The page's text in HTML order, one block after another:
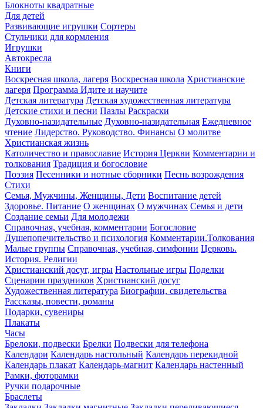
Блокноты квадратные
Для детей
Развивающие игрушки Сортеры
Стульчики для кормления
Игрушки
Автокресла
Книги
Воскресная школа, лагеря Воскресная школа Христианские
лагеря Программа Идите и научите
Детская литература Детская художественная литература
Детские стихи и песни Пазлы Раскраски
Духовно-назидательные Духовно-назидательная Ежедневное
чтение Лидерство. Руководство. Финансы О молитве
Христианская жизнь
Католичество и православие История Церкви Комментарии и
толкования Традиция и богословие
Поэзия Песенники и нотные сборники Песнь возрождения
Стихи
Семья, Мужчины, Женщины, Дети Воспитание детей
Здоровье. Питание О женщинах О мужчинах Семья и дети
Создание семьи Для молодежи
Справочная, учебная, комментарии Богословие
Душепопечительство и психология Комментарии.Толкования
Малые группы Справочная, учебная, симфонии Церковь.
История. Религии
Христианский досуг, игры Настольные игры Поделки
Сценарии праздников Христианский досуг
Художественная литература Биографии, свидетельства
Рассказы, повести, романы
Подарки, сувениры
Плакаты
Часы
Брелоки, подвески Брелки Подвески для телефона
Календари Календарь настольный Календарь перекидной
Календарь плакат Календарь-магнит Календарь настенный
Рамки, фоторамки
Ручки подарочные
Браслеты